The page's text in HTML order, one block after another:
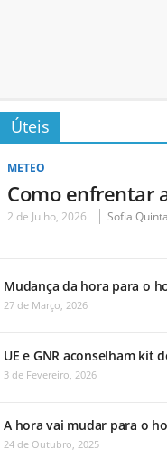
Úteis
METEO
Como enfrentar
2 de Julho, 2026 Sofia
Mudança da hora para o
27 de Março, 2026
UE e GNR aconselham kit
3 de Fevereiro, 2026
A hora vai mudar para o
24 de Outubro, 2025